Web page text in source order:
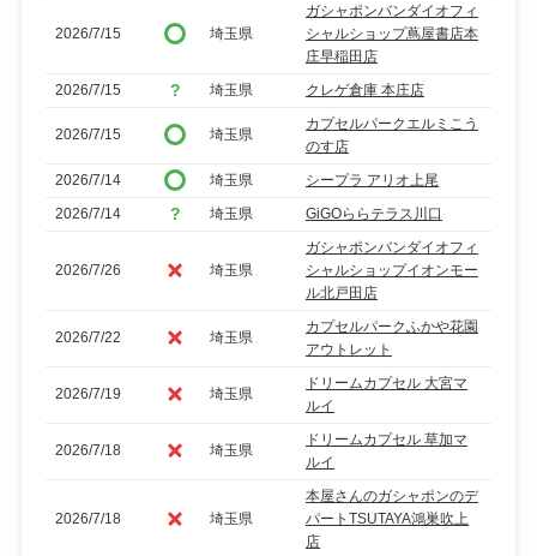
2026/7/15 埼玉県
ガシャポンバンダイオフィ
シャルショップ蔦屋書店本
庄早稲田店
2026/7/15
埼玉県 クレゲ倉庫 本庄店
2026/7/15 埼玉県
カプセルパークエルミこう
のす店
2026/7/14
埼玉県
シープラ アリオ上尾
2026/7/14
埼玉県 GiGOららテラス川口
2026/7/26 埼玉県
ガシャポンバンダイオフィ
シャルショップイオンモー
ル北戸田店
2026/7/22 埼玉県
カプセルパークふかや花園
アウトレット
2026/7/19 埼玉県
ドリームカプセル 大宮マ
ルイ
2026/7/18 埼玉県
ドリームカプセル 草加マ
ルイ
2026/7/18 埼玉県
本屋さんのガシャポンのデ
パートTSUTAYA鴻巣吹上
店